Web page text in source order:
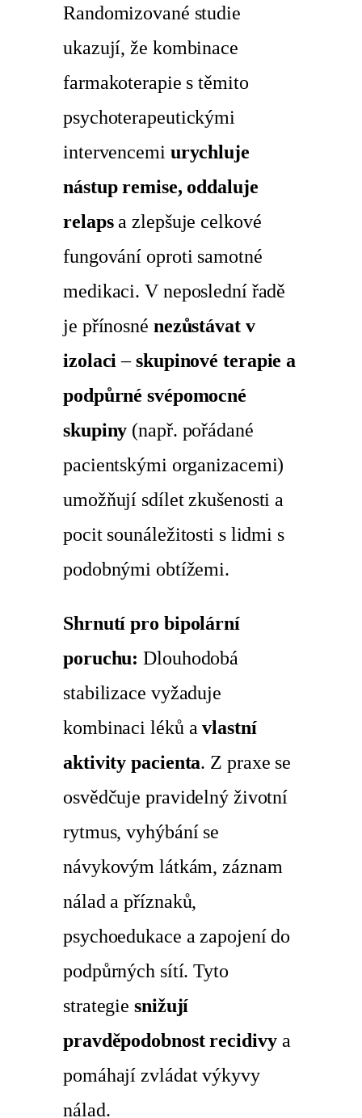
Randomizované studie
ukazují, že kombinace
farmakoterapie s těmito
psychoterapeutickými
intervencemi urychluje
nástup remise, oddaluje
relapsa zlepšuje celkové
fungování oproti samotné
medikaci. V neposlední řadě
je přínosné nezůstávat v
izolaci –skupinové terapie a
podpůrné svépomocné
skupiny (např. pořádané
pacientskými organizacemi)
umožňují sdílet zkušenosti a
pocit sounáležitosti s lidmi s
podobnými obtížemi.
Shrnutí pro bipolární
poruchu: Dlouhodobá
stabilizace vyžaduje
kombinaci léků avlastní
aktivity pacienta. Z praxe se
osvědčuje pravidelný životní
rytmus, vyhýbání se
návykovým látkám, záznam
nálad a příznaků,
psychoedukace a zapojení do
podpůrných sítí. Tyto
strategiesnižují
pravděpodobnost recidivya
pomáhají zvládat výkyvy
nálad.